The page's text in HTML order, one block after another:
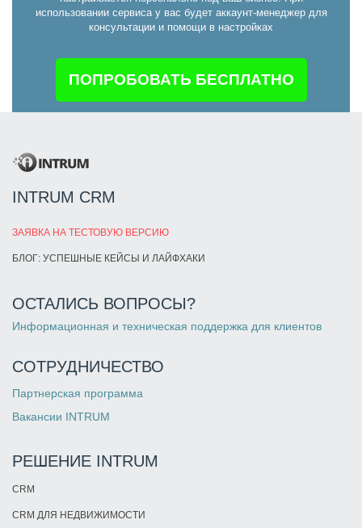
использовании сервиса у вас будет аккаунт-менеджер для
консультации и помощи в настройках
ПОПРОБОВАТЬ БЕСПЛАТНО
INTRUM CRM
ЗАЯВКА НА ТЕСТОВУЮ ВЕРСИЮ
БЛОГ: УСПЕШНЫЕ КЕЙСЫ И ЛАЙФХАКИ
ОСТАЛИСЬ ВОПРОСЫ?
Информационная и техническая поддержка для клиентов
СОТРУДНИЧЕСТВО
Партнерская программа
Вакансии INTRUM
РЕШЕНИЕ INTRUM
CRM
CRM ДЛЯ НЕДВИЖИМОСТИ